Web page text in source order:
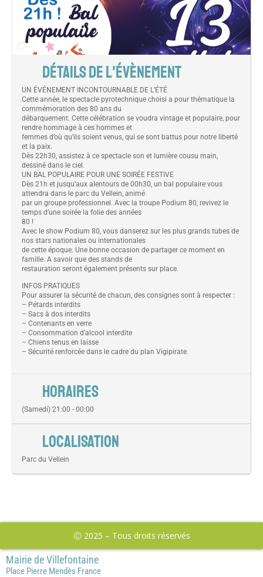
DÉTAILS DE L'ÉVÈNEMENT
UN ÉVÉNEMENT INCONTOURNABLE DE L’ÉTÉ
Cette année, le spectacle pyrotechnique choisi a pour thématique la
commémoration des 80 ans du
débarquement. Cette célébration se voudra vintage et populaire, pour
rendre hommage à ces hommes et
femmes d’où qu’ils soient venus, qui se sont battus pour notre liberté
et la paix.
Dès 22h30, assistez à ce spectacle son et lumière cousu main,
dessiné dans le ciel.
UN BAL POPULAIRE POUR UNE SOIRÉE FESTIVE
Dès 21h et jusqu’aux alentours de 00h30, un bal populaire vous
attendra dans le parc du Vellein, animé
par un groupe professionnel. Avec la troupe Podium 80, revivez le
temps d’une soirée la folie des années
80 !
Avec le show Podium 80, vous danserez sur les plus grands tubes de
nos stars nationales ou internationales
de cette époque. Une bonne occasion de partager ce moment en
famille. A savoir que des stands de
restauration seront également présents sur place.
INFOS PRATIQUES
Pour assurer la sécurité de chacun, des consignes sont à respecter :
– Pétards interdits
– Sacs à dos interdits
– Contenants en verre
– Consommation d’alcool interdite
– Chiens tenus en laisse
– Sécurité renforcée dans le cadre du plan Vigipirate.
HORAIRES
(Samedi) 21:00 - 00:00
LOCALISATION
Parc du Vellein
Ⓒ 2025 – Tous droits réservés
Mairie de Villefontaine
Place Pierre Mendès France